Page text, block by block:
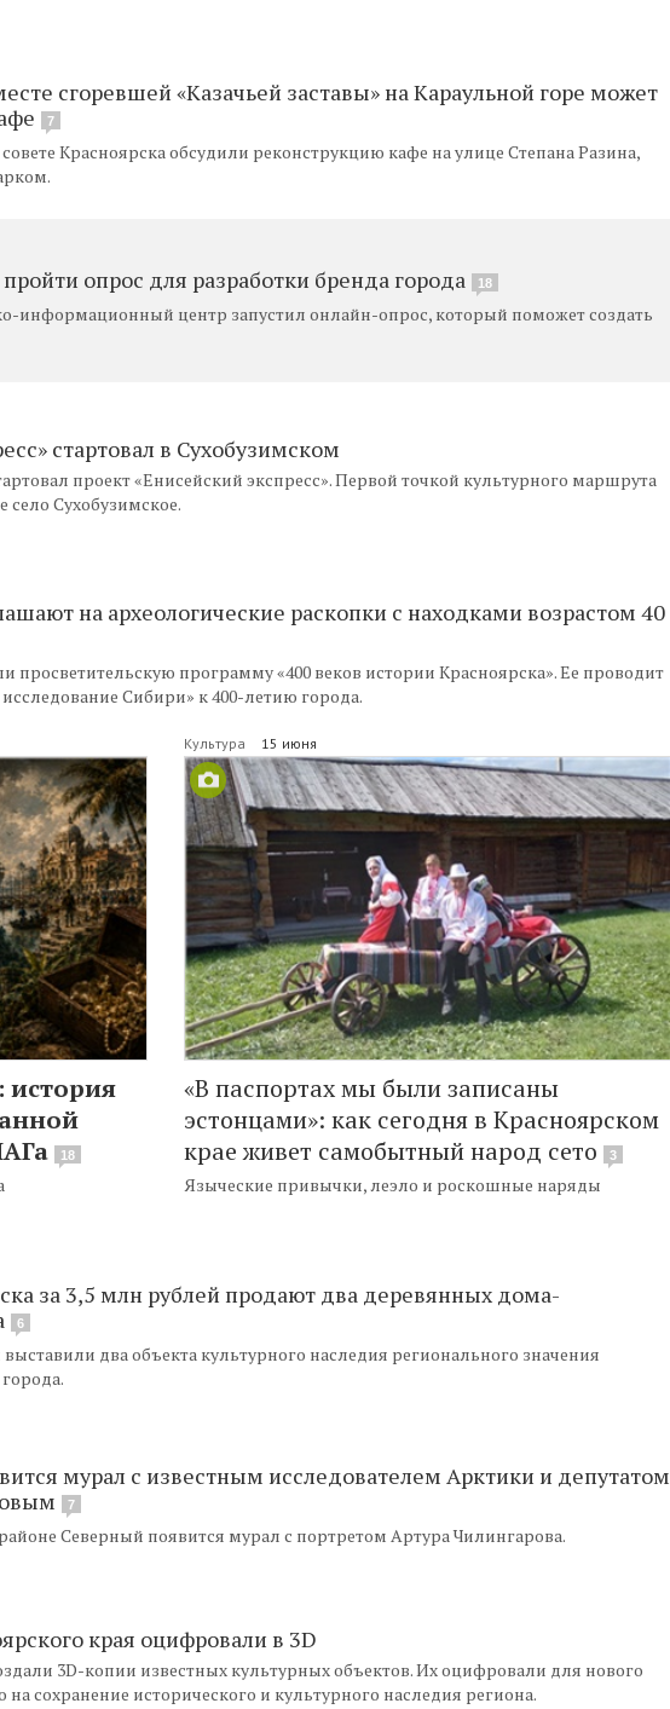
сгоревшей «Казачьей заставы» на Караульной горе может
7
Красноярска обсудили реконструкцию кафе на улице Степана Разина,
опрос для разработки бренда города 18
информационный центр запустил онлайн-опрос, который поможет создать
стартовал в Сухобузимском
проект «Енисейский экспресс». Первой точкой культурного маршрута
село Сухобузимское.
на археологические раскопки с находками возрастом 40
просветительскую программу «400 веков истории Красноярска». Ее проводит
Сибири» к 400-летию города.
история
18
Культура 15 июня
«В паспортах мы были записаны
эстонцами»: как сегодня в Красноярском
крае живет самобытный народ сето
3
Языческие привычки, леэло и роскошные наряды
за 3,5 млн рублей продают два деревянных дома-
6
два объекта культурного наследия регионального значения
мурал с известным исследователем Арктики и депутатом
7
Северный появится мурал с портретом Артура Чилингарова.
края оцифровали в 3D
3D-копии известных культурных объектов. Их оцифровали для нового
на сохранение исторического и культурного наследия региона.